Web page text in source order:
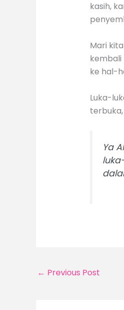
kasih,
Mari
kembali
ke hal-
Luka-
Ya
← Previous Post